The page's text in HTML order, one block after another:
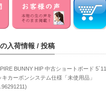
入荷情報 / 投稿
BUNNY HIP 中古ショートボード 5`11
キカーボンシステム仕様「未使用品」